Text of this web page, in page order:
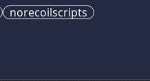
norecoilscripts